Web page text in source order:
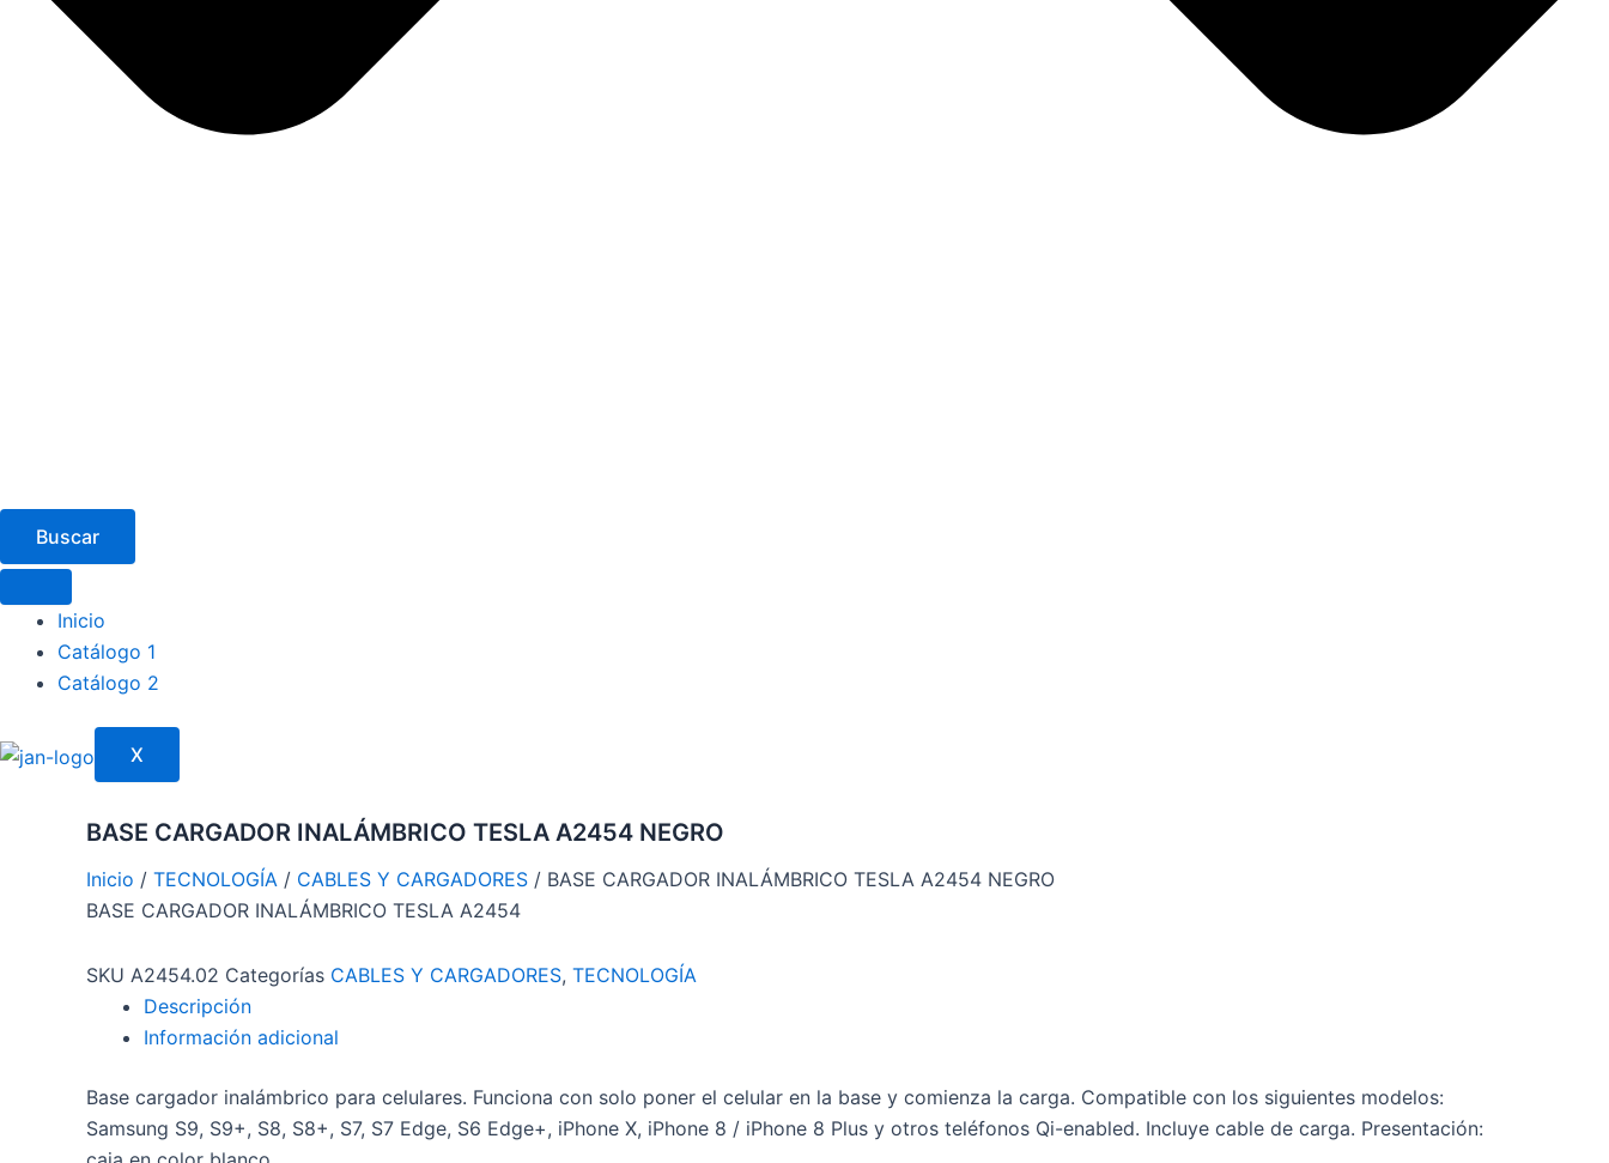
Buscar
Inicio
Catálogo 1
Catálogo 2
X
BASE CARGADOR INALÁMBRICO TESLA A2454 NEGRO
Inicio / TECNOLOGÍA / CABLES Y CARGADORES / BASE CARGADOR INALÁMBRICO TESLA A2454 NEGRO
BASE CARGADOR INALÁMBRICO TESLA A2454
SKU A2454.02 Categorías CABLES Y CARGADORES, TECNOLOGÍA
Descripción
Información adicional
Base cargador inalámbrico para celulares. Funciona con solo poner el celular en la base y comienza la carga. Compatible con los siguientes modelos:
Samsung S9, S9+, S8, S8+, S7, S7 Edge, S6 Edge+, iPhone X, iPhone 8 / iPhone 8 Plus y otros teléfonos Qi-enabled. Incluye cable de carga. Presentación: